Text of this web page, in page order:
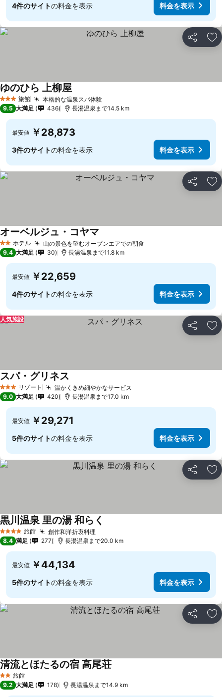
4件のサイトの料金を表示 料金を表示
シェア お
3 ホテルのランク
旅館 本格的な温泉スパ体験料金を表示
ゆのひら 上柳屋料金を表示
9.5 大満足 436 長湯温泉まで14.5 km
最安値 ￥28,873
3件のサイトの料金を表示 料金を表示
シェア お
2 ホテルのランク
ホテル 山の景色を望むオープンエアでの朝食料金を表示
オーベルジュ・コヤマ
9.4 大満足 30 長湯温泉まで11.8 km
最安値 ￥22,659
4件のサイトの料金を表示 料金を表示
シェア お
人気施設
3 ホテルのランク
リゾート 温かくきめ細やかなサービス
スパ・グリネス
9.0 大満足 420 長湯温泉まで17.0 km
最安値 ￥29,271
5件のサイトの料金を表示 料金を表示
シェア お
4 ホテルのランク
旅館 創作和洋折衷料理料金を表示
黒川温泉 里の湯 和らく
8.4 満足 277 長湯温泉まで20.0 km
最安値 ￥44,134
5件のサイトの料金を表示 料金を表示
シェア お
2 ホテルのランク
旅館
清流とほたるの宿 高尾荘
9.2 大満足 178 長湯温泉まで14.9 km